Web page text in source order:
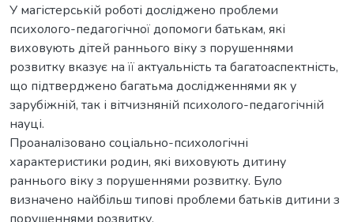
У магістерській роботі досліджено проблеми
психолого-педагогічної допомоги батькам, які
виховують дітей раннього віку з порушеннями
розвитку вказує на її актуальність та багатоаспектність,
що підтверджено багатьма дослідженнями як у
зарубіжній, так і вітчизняній психолого-педагогічній
науці.
Проаналізовано соціально-психологічні
характеристики родин, які виховують дитину
раннього віку з порушеннями розвитку. Було
визначено найбільш типові проблеми батьків дитини з